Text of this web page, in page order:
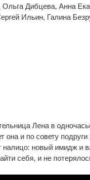
Дибцева, Анна
Ильин, Галина
Лена в
и по совету подруги
налицо: новый имидж
себя, и не